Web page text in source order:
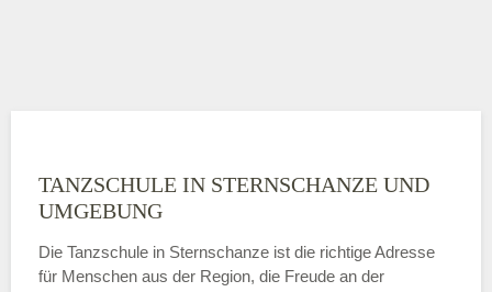
TANZSCHULE IN STERNSCHANZE UND
UMGEBUNG
Die Tanzschule in Sternschanze ist die richtige Adresse
für Menschen aus der Region, die Freude an der